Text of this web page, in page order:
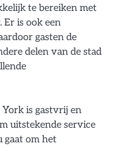
te bereiken met
Er is ook een
gasten de
delen van de stad
is gastvrij en
uitstekende service
gaat om het